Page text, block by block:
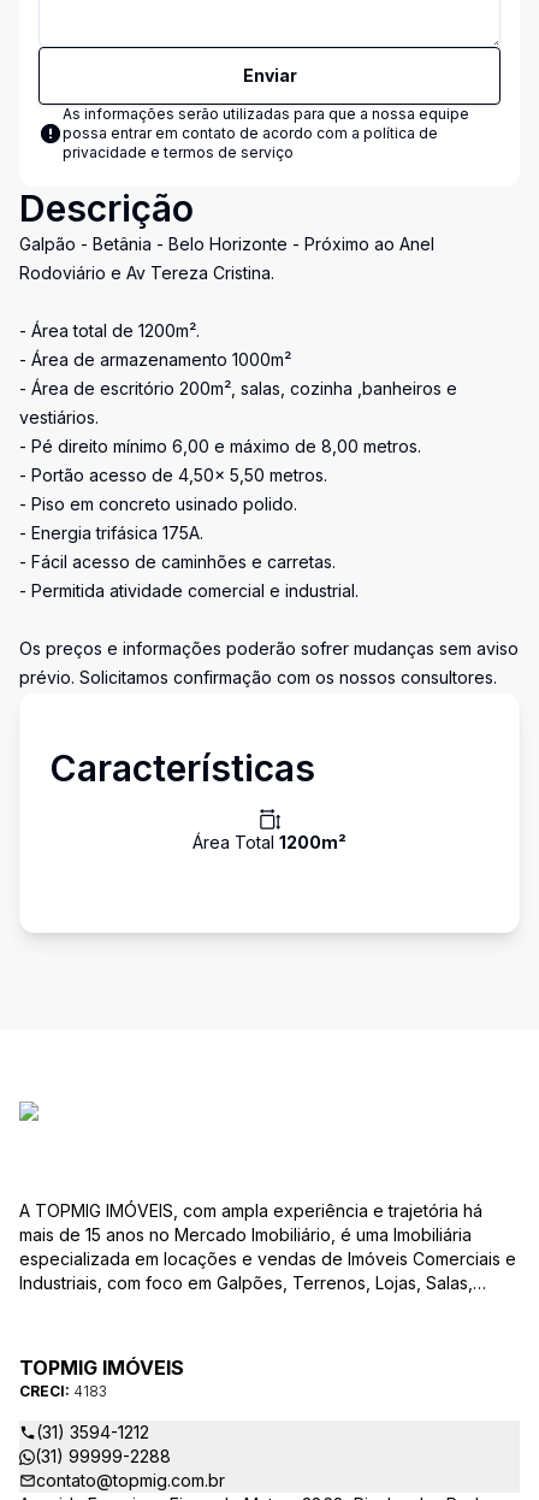
Enviar
As informações serão utilizadas para que a nossa equipe
possa entrar em contato de acordo com a política de
privacidade e termos de serviço
Descrição
Galpão - Betânia - Belo Horizonte - Próximo ao Anel
Rodoviário e Av Tereza Cristina.
- Área total de 1200m².
- Área de armazenamento 1000m²
- Área de escritório 200m², salas, cozinha ,banheiros e
vestiários.
- Pé direito mínimo 6,00 e máximo de 8,00 metros.
- Portão acesso de 4,50x 5,50 metros.
- Piso em concreto usinado polido.
- Energia trifásica 175A.
- Fácil acesso de caminhões e carretas.
- Permitida atividade comercial e industrial.
Os preços e informações poderão sofrer mudanças sem aviso
prévio. Solicitamos confirmação com os nossos consultores.
Características
Área Total 1200m²
A TOPMIG IMÓVEIS, com ampla experiência e trajetória há
mais de 15 anos no Mercado Imobiliário, é uma Imobiliária
especializada em locações e vendas de Imóveis Comerciais e
Industriais, com foco em Galpões, Terrenos, Lojas, Salas,
suas necessidades e objetivos comerciais. Nossos corretores,
devidamente credenciados ao CRECI-MG, estão à disposição
para sanar todas as suas dúvidas e orientá-los na melhor
escolha do imóvel que se adapte ao seu negócio. A TOPMIG
IMÓVEIS é uma Imobiliária diferenciada no mercado e
apresenta as seguintes vantagens: Acompanhamento
TOPMIG IMÓVEIS
CRECI: 4183
(31) 3594-1212
(31) 99999-2288
contato@topmig.com.br